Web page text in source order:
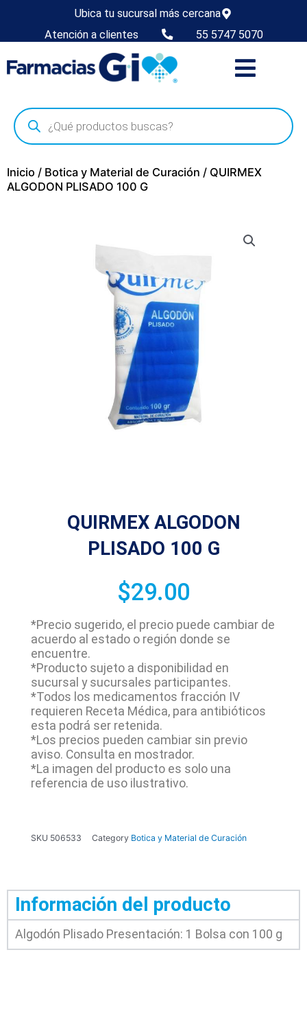
Ubica tu sucursal más cercana
Atención a clientes
55 5747 5070
Inicio / Botica y Material de Curación / QUIRMEX
ALGODON PLISADO 100 G
QUIRMEX ALGODON
PLISADO 100 G
$29.00
*Precio sugerido, el precio puede cambiar de
acuerdo al estado o región donde se
encuentre.
*Producto sujeto a disponibilidad en
sucursal y sucursales participantes.
*Todos los medicamentos fracción IV
requieren Receta Médica, para antibióticos
esta podrá ser retenida.
*Los precios pueden cambiar sin previo
aviso. Consulta en mostrador.
*La imagen del producto es solo una
referencia de uso ilustrativo.
SKU 506533 Category Botica y Material de Curación
Información del producto
Algodón Plisado Presentación: 1 Bolsa con 100 g